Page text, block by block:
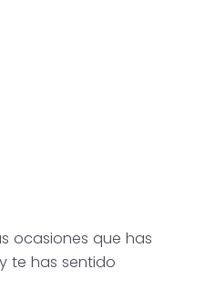
ocasiones que has
te has sentido